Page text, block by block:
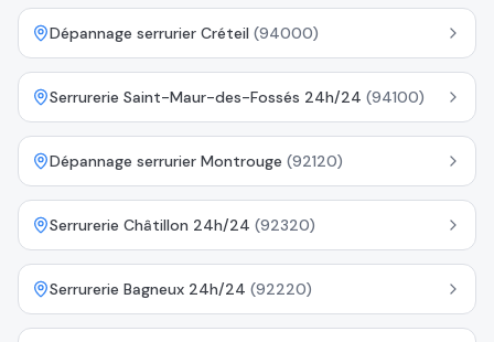
Dépannage serrurier Créteil (94000)
Serrurerie Saint-Maur-des-Fossés 24h/24 (94100)
Dépannage serrurier Montrouge (92120)
Serrurerie Châtillon 24h/24 (92320)
Serrurerie Bagneux 24h/24 (92220)